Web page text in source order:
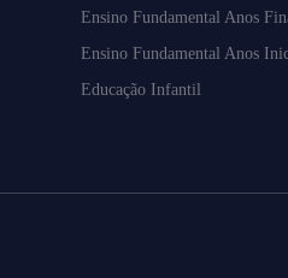
Ensino Fundamental Anos
Ensino Fundamental Anos
Educação Infantil